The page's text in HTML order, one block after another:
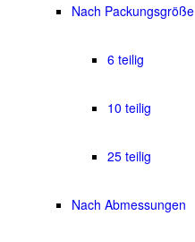
Nach Packungsgröße
6 teilig
10 teilig
25 teilig
Nach Abmessungen